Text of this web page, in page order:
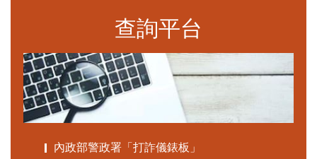
查詢平台
內政部警政署「打詐儀錶板」